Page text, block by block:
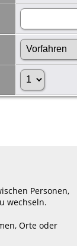
Personen,
wechseln.
Orte oder